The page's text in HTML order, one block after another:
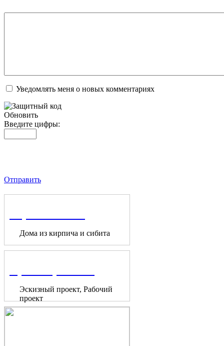
Уведомлять меня о новых комментариях
Обновить
Введите цифры:
Отправить
Дома из кирпича и сибита
Эскизный проект, Рабочий
проект